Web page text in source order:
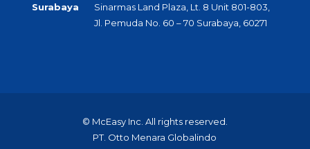
Surabaya
Sinarmas Land Plaza, Lt. 8 Unit 801-803,
Jl. Pemuda No. 60 – 70 Surabaya, 60271
© McEasy Inc. All rights reserved.
PT. Otto Menara Globalindo